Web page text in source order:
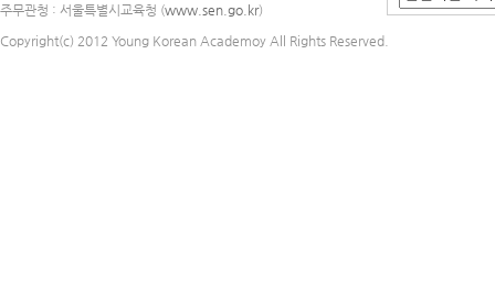
주무관청 : 서울특별시교육청 (www.sen.go.kr)
Copyright(c) 2012 Young Korean Academoy All Rights Reserved.